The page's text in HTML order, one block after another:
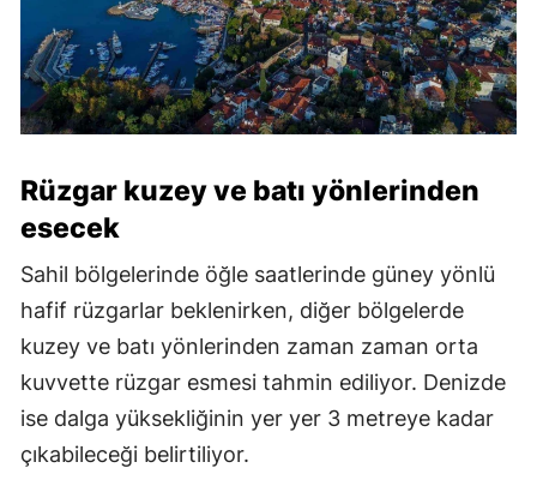
Rüzgar kuzey ve batı yönlerinden
esecek
Sahil bölgelerinde öğle saatlerinde güney yönlü
hafif rüzgarlar beklenirken, diğer bölgelerde
kuzey ve batı yönlerinden zaman zaman orta
kuvvette rüzgar esmesi tahmin ediliyor. Denizde
ise dalga yüksekliğinin yer yer 3 metreye kadar
çıkabileceği belirtiliyor.